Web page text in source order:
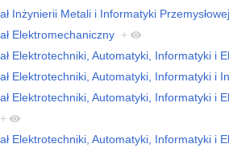
Inżynierii Metali i Informatyki Przemysłowej
Elektromechaniczny +
Elektrotechniki, Automatyki, Informatyki i
Elektrotechniki, Automatyki, Informatyki i
Elektrotechniki, Automatyki, Informatyki i
+
Elektrotechniki, Automatyki, Informatyki i